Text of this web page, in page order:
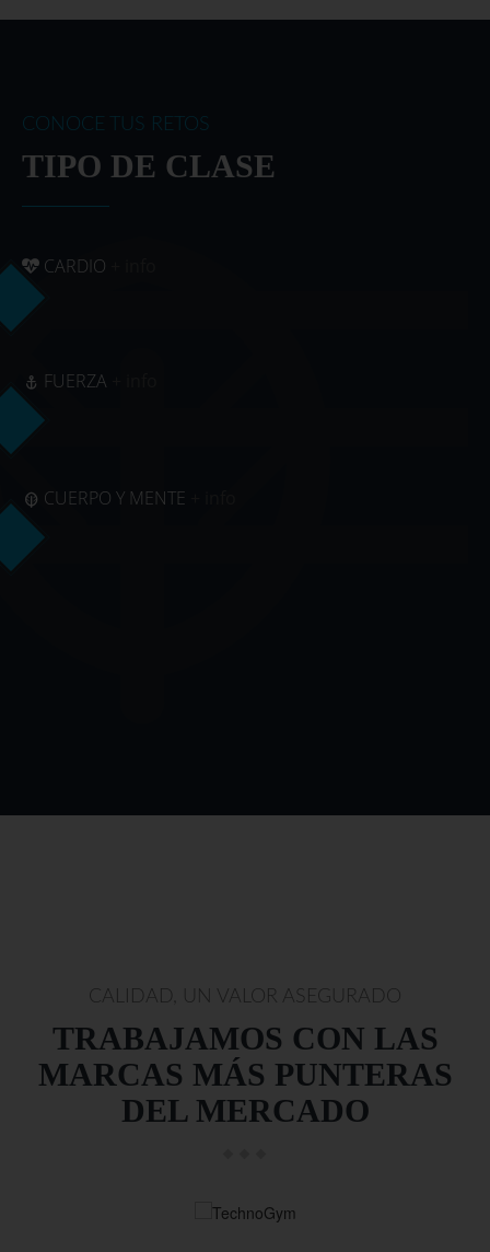
CONOCE TUS RETOS
TIPO DE CLASE
CARDIO
FUERZA
CUERPO Y MENTE
CALIDAD, UN VALOR ASEGURADO
TRABAJAMOS CON LAS
MARCAS MÁS PUNTERAS
DEL MERCADO